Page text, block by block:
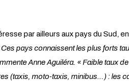
par ailleurs aux pays du Sud,
Ces pays connaissent les plus forts
Anne Aguiléra. « Faible taux
(taxis, moto-taxis, minibus…) : les